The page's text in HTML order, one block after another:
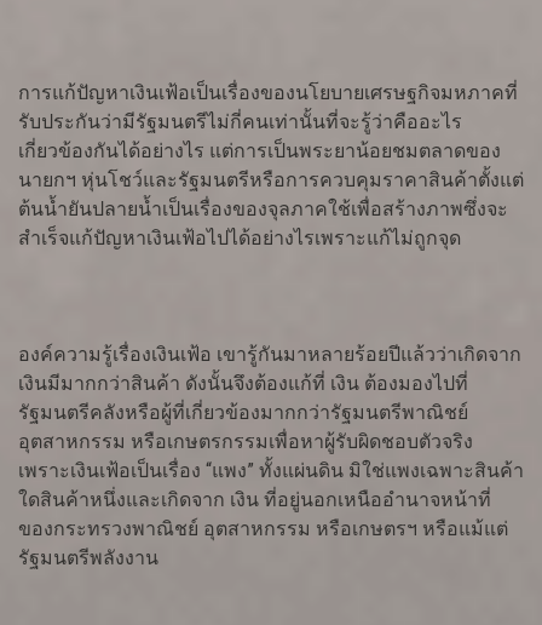
การแก้ปัญหาเงินเฟ้อเป็นเรื่องของนโยบายเศรษฐกิจมหภาคที่
รับประกันว่ามีรัฐมนตรีไม่กี่คนเท่านั้นที่จะรู้ว่าคืออะไร
เกี่ยวข้องกันได้อย่างไร แต่การเป็นพระยาน้อยชมตลาดของ
นายกฯ หุ่นโชว์และรัฐมนตรีหรือการควบคุมราคาสินค้าตั้งแต่
ต้นน้ำยันปลายน้ำเป็นเรื่องของจุลภาคใช้เพื่อสร้างภาพซึ่งจะ
สำเร็จแก้ปัญหาเงินเฟ้อไปได้อย่างไรเพราะแก้ไม่ถูกจุด
องค์ความรู้เรื่องเงินเฟ้อ เขารู้กันมาหลายร้อยปีแล้วว่าเกิดจาก
เงินมีมากกว่าสินค้า ดังนั้นจึงต้องแก้ที่ เงิน ต้องมองไปที่
รัฐมนตรีคลังหรือผู้ที่เกี่ยวข้องมากกว่ารัฐมนตรีพาณิชย์
อุตสาหกรรม หรือเกษตรกรรมเพื่อหาผู้รับผิดชอบตัวจริง
เพราะเงินเฟ้อเป็นเรื่อง “แพง” ทั้งแผ่นดิน มิใช่แพงเฉพาะสินค้า
ใดสินค้าหนึ่งและเกิดจาก เงิน ที่อยู่นอกเหนืออำนาจหน้าที่
ของกระทรวงพาณิชย์ อุตสาหกรรม หรือเกษตรฯ หรือแม้แต่
รัฐมนตรีพลังงาน